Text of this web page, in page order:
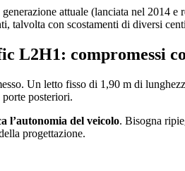
attuale (lanciata nel 2014
talvolta con scostamenti di diversi
L2H1: compromessi
Un letto fisso di 1,90 m di
porte posteriori.
l’autonomia del veicolo. Bisogna
progettazione.